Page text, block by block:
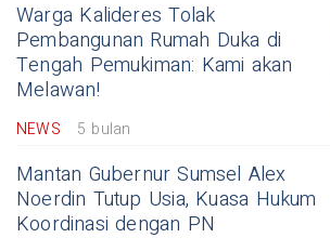
Warga Kalideres Tolak
Pembangunan Rumah Duka di
Tengah Pemukiman: Kami akan
Melawan!
NEWS 5 bulan
Mantan Gubernur Sumsel Alex
Noerdin Tutup Usia, Kuasa Hukum
Koordinasi dengan PN